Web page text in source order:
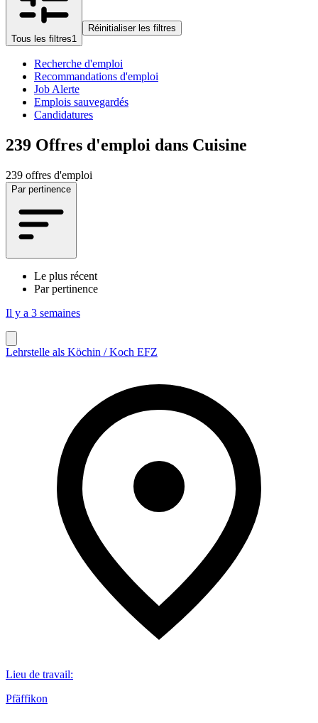
Tous les filtres1
Réinitialiser les filtres
Recherche d'emploi
Recommandations d'emploi
Job Alerte
Emplois sauvegardés
Candidatures
239 Offres d'emploi dans Cuisine
239 offres d'emploi
Par pertinence
Le plus récent
Par pertinence
Il y a 3 semaines
Lehrstelle als Köchin / Koch EFZ
Lieu de travail:
Pfäffikon